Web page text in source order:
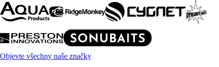
Objevte všechny naše značky